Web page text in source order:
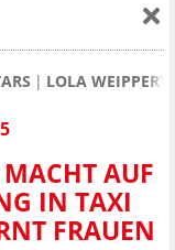
LOLA WEIPPERT
AUF
IN TAXI
FRAUEN